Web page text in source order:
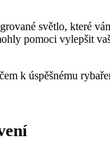
světlo, které​
pomoci vylepšit
k úspěšnému